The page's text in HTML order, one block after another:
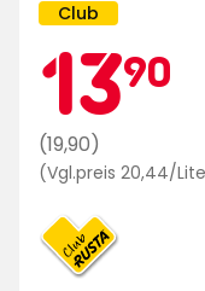
Club
1390
Regulärer
Preis
€
(19,90)
(Vgl.preis 20,44/